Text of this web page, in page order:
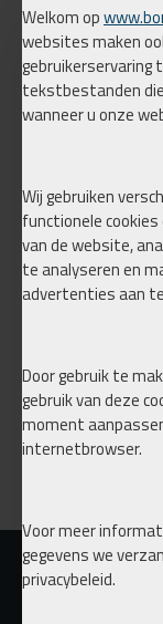
Welkom op
websites maken
gebruikerservaring
tekstbestanden
wanneer u onze
Wij gebruiken
functionele
van de website,
te analyseren en
advertenties aan
Door gebruik te
gebruik van deze
moment
internetbrowser.
Voor meer
gegevens we
privacybeleid.
Koop nu
BNHF POLO 6N 6N2
Koop nu